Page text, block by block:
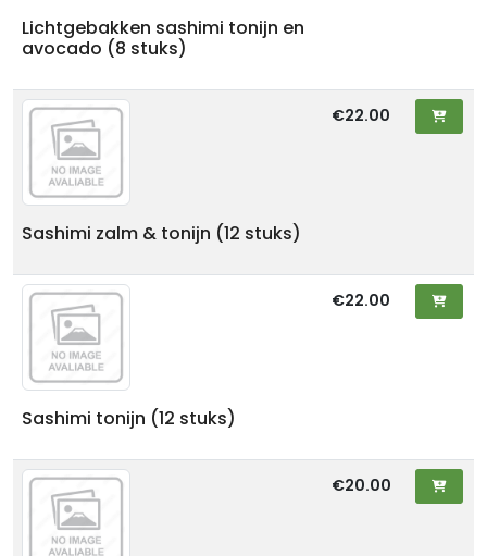
Lichtgebakken sashimi tonijn en
avocado (8 stuks)
Sashimi zalm & tonijn (12 stuks)
€22.00
Sashimi tonijn (12 stuks)
€22.00
€20.00